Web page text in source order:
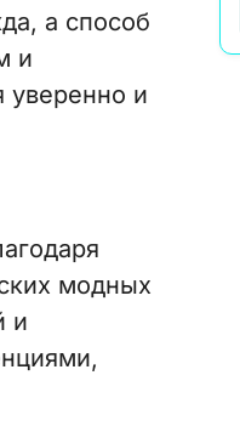
а способ
и
уверенно и
модных
и